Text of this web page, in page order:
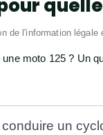
de l'information
moto 125 ? Un
un